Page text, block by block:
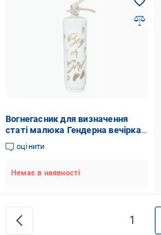
Вогнегасник для визначення
статі малюка Гендерна вечірка
1 кг (048170)
оцінити
Немає в наявності
1